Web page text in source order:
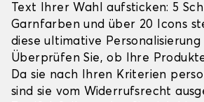
Text Ihrer Wahl aufsticken: 5
Garnfarben und über 20 Icons
diese ultimative Personalisierung
Überprüfen Sie, ob Ihre
Da sie nach Ihren Kriterien
sind sie vom Widerrufsrecht